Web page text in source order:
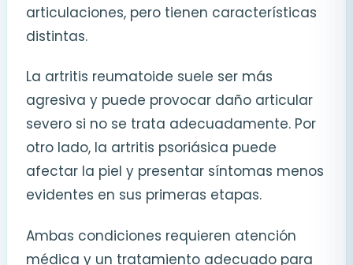
articulaciones, pero tienen características
distintas.
La artritis reumatoide suele ser más
agresiva y puede provocar daño articular
severo si no se trata adecuadamente. Por
otro lado, la artritis psoriásica puede
afectar la piel y presentar síntomas menos
evidentes en sus primeras etapas.
Ambas condiciones requieren atención
médica y un tratamiento adecuado para